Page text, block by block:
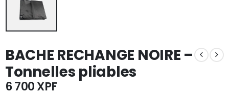
BACHE RECHANGE NOIRE –
Tonnelles pliables
6 700XPF